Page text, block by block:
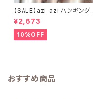
【SALE】azi-azi ハンギング
リキ漏斗プランターB
¥2,673
10%OFF
おすすめ商品